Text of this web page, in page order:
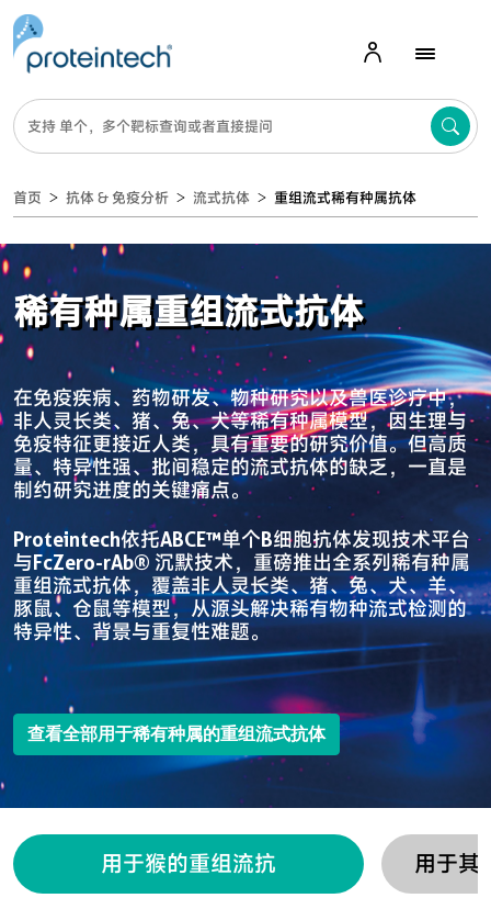
首页 抗体 & 免疫分析 流式抗体 重组流式稀有种属抗体
稀有种属重组流式抗体
在免疫疾病、药物研发、物种研究以及兽医诊疗中，
非人灵长类、猪、兔、犬等稀有种属模型，因生理与
免疫特征更接近人类，具有重要的研究价值。但高质
量、特异性强、批间稳定的流式抗体的缺乏，一直是
制约研究进度的关键痛点。
Proteintech依托ABCE™单个B细胞抗体发现技术平台
与FcZero-rAb® 沉默技术，重磅推出全系列稀有种属
重组流式抗体，覆盖非人灵长类、猪、兔、犬、羊、
豚鼠、仓鼠等模型，从源头解决稀有物种流式检测的
特异性、背景与重复性难题。
查看全部用于稀有种属的重组流式抗体
用于猴的重组流抗 用于其